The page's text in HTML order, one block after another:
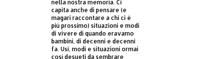
nella nostra memoria. Ci
capita anche di pensare (e
magari raccontare a chi ci è
più prossimo) situazioni e modi
di vivere di quando eravamo
bambini, di decenni e decenni
fa. Usi, modi e situazioni ormai
così desueti da sembrare